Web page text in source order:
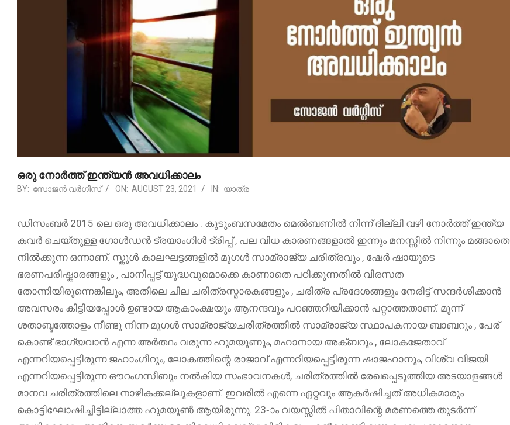
ഒരു നോർത്ത് ഇന്ത്യൻ അവധിക്കാലം
BY: സോജൻ വർഗീസ് ON: AUGUST 23, 2021 IN: യാത്ര
ഡിസംബർ 2015 ലെ ഒരു അവധിക്കാലം . കുടുംബസമേതം മെൽബണിൽ നിന്ന് ദില്ലി വഴി നോർത്ത് ഇന്ത്യ
കവർ ചെയ്തുള്ള ഗോൾഡൻ ട്രയാംഗിൾ ട്രിപ്പ് , പല വിധ കാരണങ്ങളാൽ ഇന്നും മനസ്സിൽ നിന്നും മങ്ങാതെ
നിൽക്കുന്ന ഒന്നാണ്. സ്കൂൾ കാലഘട്ടങ്ങളിൽ മുഗൾ സാമ്രാജ്യ ചരിത്രവും , ഷേർ ഷായുടെ
ഭരണപരിഷ്കാരങ്ങളും , പാനിപ്പട്ട് യുദ്ധവുമൊക്കെ കാണാതെ പഠിക്കുന്നതിൽ വിരസത
തോന്നിയിരുന്നെങ്കിലും, അതിലെ ചില ചരിത്രസ്മാരകങ്ങളും , ചരിത്ര പ്രദേശങ്ങളും നേരിട്ട് സന്ദർശിക്കാൻ
അവസരം കിട്ടിയപ്പോൾ ഉണ്ടായ ആകാംക്ഷയും ആനന്ദവും പറഞ്ഞറിയിക്കാൻ പറ്റാത്തതാണ്. മൂന്ന്
ശതാബ്ദത്തോളം നീണ്ടു നിന്ന മുഗൾ സാമ്രാജ്യചരിത്രത്തിൽ സാമ്രാജ്യ സ്ഥാപകനായ ബാബറും , പേര്
കൊണ്ട് ഭാഗ്യവാൻ എന്ന അർത്ഥം വരുന്ന ഹുമയൂണും, മഹാനായ അക്ബറും , ലോകജേതാവ്
എന്നറിയപ്പെട്ടിരുന്ന ജഹാംഗീറും, ലോകത്തിന്റെ രാജാവ് എന്നറിയപ്പെട്ടിരുന്ന ഷാജഹാനും, വിശ്വ വിജയി
എന്നറിയപ്പെട്ടിരുന്ന ഔറംഗസീബും നൽകിയ സംഭാവനകൾ, ചരിത്രത്തിൽ രേഖപ്പെടുത്തിയ അടയാളങ്ങൾ
മാനവ ചരിത്രത്തിലെ നാഴികക്കല്ലുകളാണ്. ഇവരിൽ എന്നെ ഏറ്റവും ആകർഷിച്ചത് അധികമാരും
കൊട്ടിഘോഷിച്ചിട്ടില്ലാത്ത ഹുമയൂൺ ആയിരുന്നു. 23-ാം വയസ്സിൽ പിതാവിന്റെ മരണത്തെ തുടർന്ന്